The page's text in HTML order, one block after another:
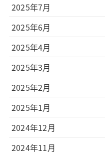
2025年7月
2025年6月
2025年4月
2025年3月
2025年2月
2025年1月
2024年12月
2024年11月